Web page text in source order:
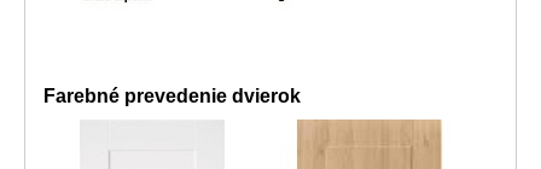
Farebné prevedenie dvierok